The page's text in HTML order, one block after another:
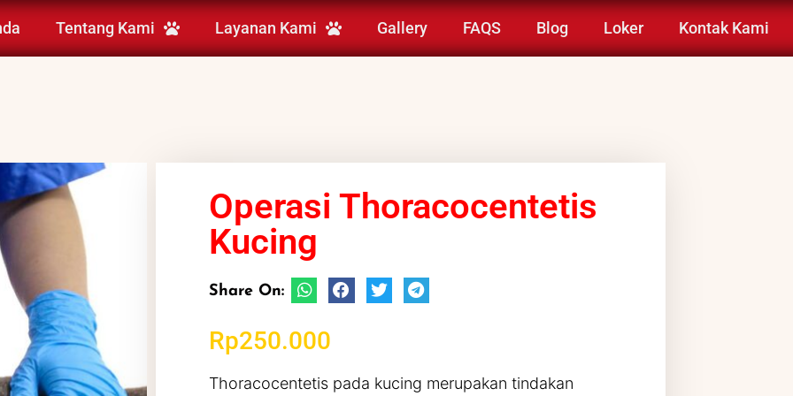
Tentang Kami Layanan Kami Gallery FAQS Blog Loker Kontak Kami
Operasi Thoracocentetis
Kucing
Share On:
Rp250.000
Thoracocentetis pada kucing merupakan tindakan